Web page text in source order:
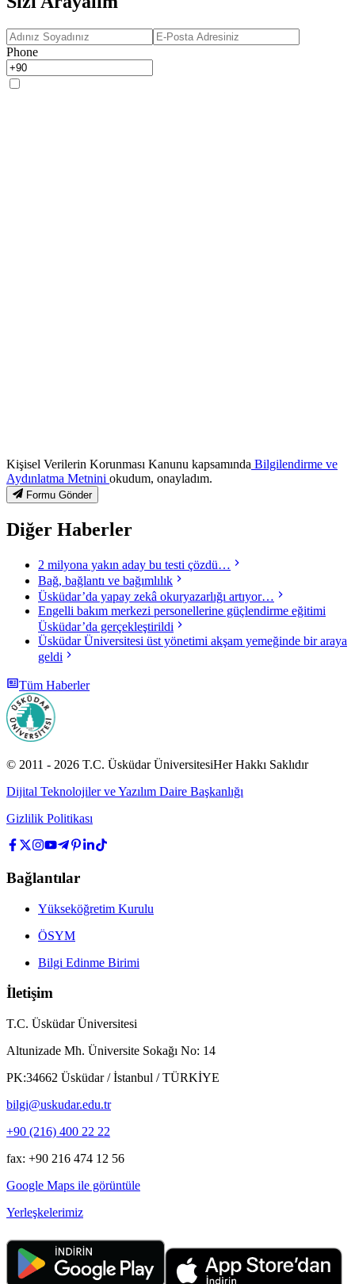
Phone
Kişisel Verilerin Korunması Kanunu kapsamında Bilgilendirme ve
Aydınlatma Metnini okudum, onayladım.
Formu Gönder
Diğer Haberler
2 milyona yakın aday bu testi çözdü…
Bağ, bağlantı ve bağımlılık
Üsküdar’da yapay zekâ okuryazarlığı artıyor…
Engelli bakım merkezi personellerine güçlendirme eğitimi
Üsküdar’da gerçekleştirildi
Üsküdar Üniversitesi üst yönetimi akşam yemeğinde bir araya
geldi
Tüm Haberler
© 2011 - 2026 T.C. Üsküdar ÜniversitesiHer Hakkı Saklıdır
Dijital Teknolojiler ve Yazılım Daire Başkanlığı
Gizlilik Politikası
Bağlantılar
Yükseköğretim Kurulu
ÖSYM
Bilgi Edinme Birimi
İletişim
T.C. Üsküdar Üniversitesi
Altunizade Mh. Üniversite Sokağı No: 14
PK:34662 Üsküdar / İstanbul / TÜRKİYE
bilgi@uskudar.edu.tr
+90 (216) 400 22 22
fax: +90 216 474 12 56
Google Maps ile görüntüle
Yerleşkelerimiz